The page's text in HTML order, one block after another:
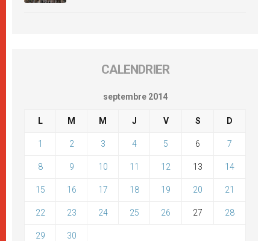
CALENDRIER
septembre 2014
L M M J V S D
1 2 3 4 5 6 7
8 9 10 11 12 13 14
15 16 17 18 19 20 21
22 23 24 25 26 27 28
29 30